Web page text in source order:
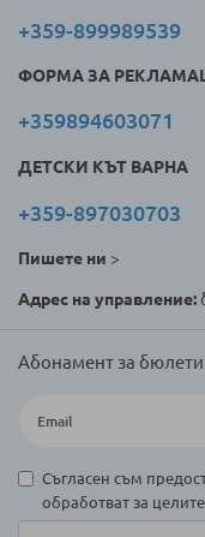
+359-899989539
ФОРМА ЗА
+359894603071
ДЕТСКИ КЪТ ВАРНА
+359-897030703
Пишете ни >
Адрес на управление:
Абонамент за
Съгласен съм
обработват за